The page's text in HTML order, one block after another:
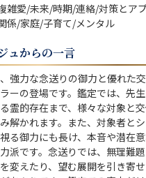
雑愛/未来/時期/連絡/対策とア
係/家庭/子育て/メンタル
ュからの一言
強力な念送りの御力と優れた
ーの登場です。鑑定では、先
霊的存在まで、様々な対象と
解かれます。また、対象者と
る御力にも長け、本音や潜在
派です。念送りでは、無理難
変えたり、望む展開を引き寄